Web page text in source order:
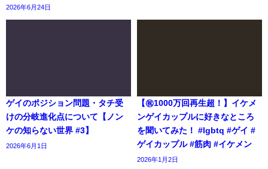
2026年6月24日
ゲイのポジション問題・タチ受
けの分岐進化点について【ノン
ケの知らない世界 #3】
2026年6月1日
【㊗️1000万回再生超！】イケメ
ンゲイカップルに好きなところ
を聞いてみた！ #lgbtq #ゲイ #
ゲイカップル #筋肉 #イケメン
2026年1月2日